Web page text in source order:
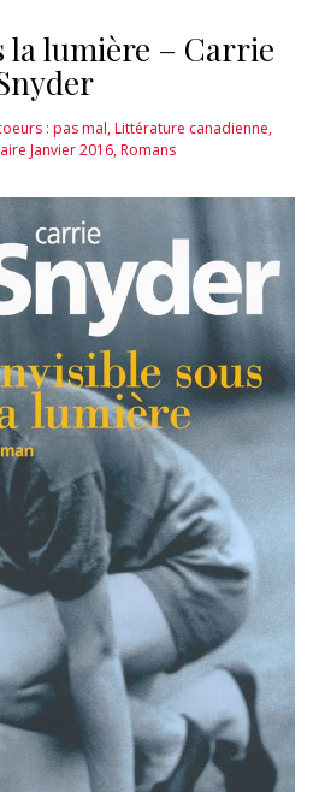
la lumière – Carrie
: pas mal,Littérature canadienne,
Janvier 2016,Romans